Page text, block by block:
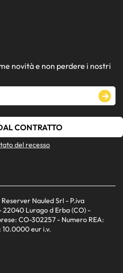
novità e non perdere i nostri
CONTRATTO
del recesso
Nauled Srl - P.iva
22040 Lurago d Erba (CO) -
CO-302257 - Numero REA:
eur i.v.